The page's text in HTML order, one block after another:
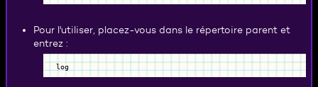
Pour l'utiliser, placez-vous dans le répertoire parent et
entrez :
log